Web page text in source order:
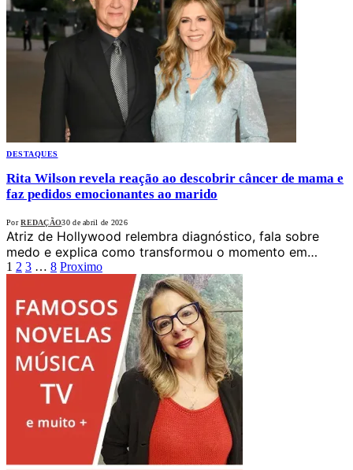
DESTAQUES
Rita Wilson revela reação ao descobrir câncer de mama e
faz pedidos emocionantes ao marido
Por REDAÇÃO30 de abril de 2026
Atriz de Hollywood relembra diagnóstico, fala sobre
medo e explica como transformou o momento em…
1 2 3 … 8 Proximo